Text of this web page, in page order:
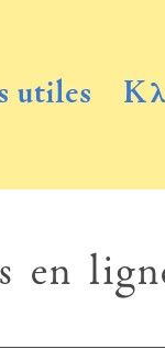
utiles
en